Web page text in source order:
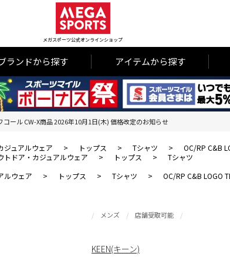
メガスポーツ公式オンラインショップ
ランドから探す アイテムから探す
コール CW-X商品 2026年10月1日(木) 価格改定のお知らせ
ジュアルウェア > トップス > Tシャツ >
OC/RP C&B
トドア・カジュアルウェア > トップス >
Tシャツ
ルウェア > トップス > Tシャツ > OC/RP C&B LOGO
メンズ 店舗受取可能
KEEN(キーン)